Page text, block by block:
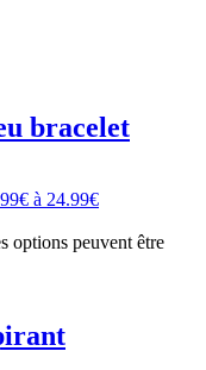
bracelet
à 24.99€
options peuvent être